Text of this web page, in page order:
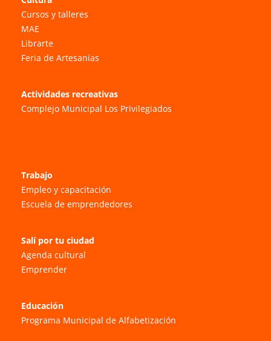
Cursos y talleres
MAE
Librarte
Feria de Artesanías
Actividades recreativas
Complejo Municipal Los Privilegiados
Trabajo
Empleo y capacitación
Escuela de emprendedores
Salí por tu ciudad
Agenda cultural
Emprender
Educación
Programa Municipal de Alfabetización